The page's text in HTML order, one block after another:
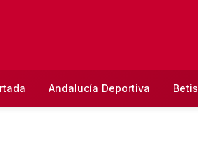
Andalucía Deportiva Betis